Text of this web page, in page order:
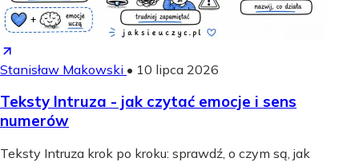
Stanisław Makowski • 10 lipca 2026
Teksty Intruza - jak czytać emocje i sens
numerów
Teksty Intruza krok po kroku: sprawdź, o czym są, jak